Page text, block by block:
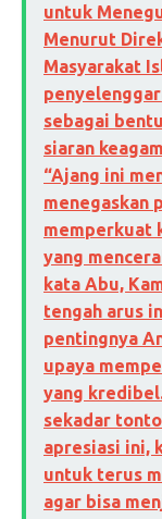
untuk
Menurut
Masyarakat
sebagai
siaran
“Ajang ini
menegaskan
memperkuat
yang
kata Abu,
tengah arus
pentingnya
upaya
yang
sekadar
apresiasi ini,
untuk terus
agar bisa